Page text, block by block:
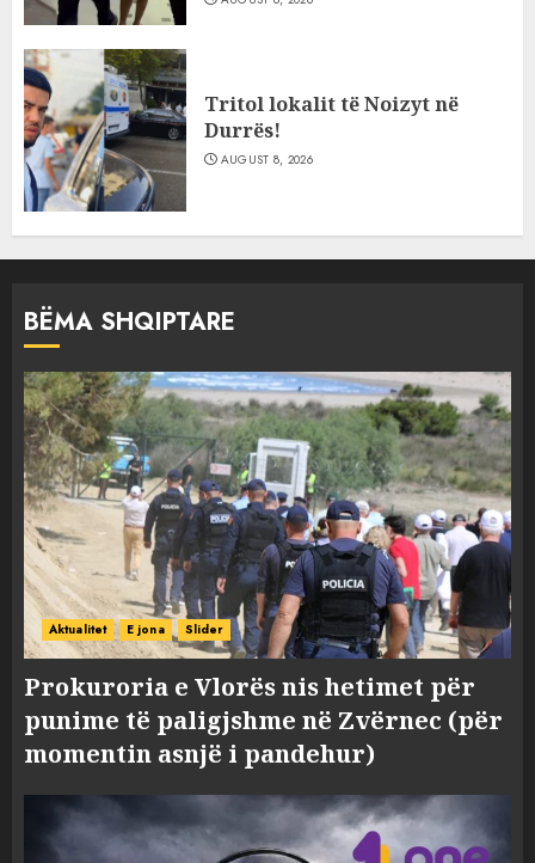
Tritol lokalit të Noizyt në
Durrës!
AUGUST 8, 2026
BËMA SHQIPTARE
Aktualitet E jona Slider
Prokuroria e Vlorës nis hetimet për
punime të paligjshme në Zvërnec (për
momentin asnjë i pandehur)